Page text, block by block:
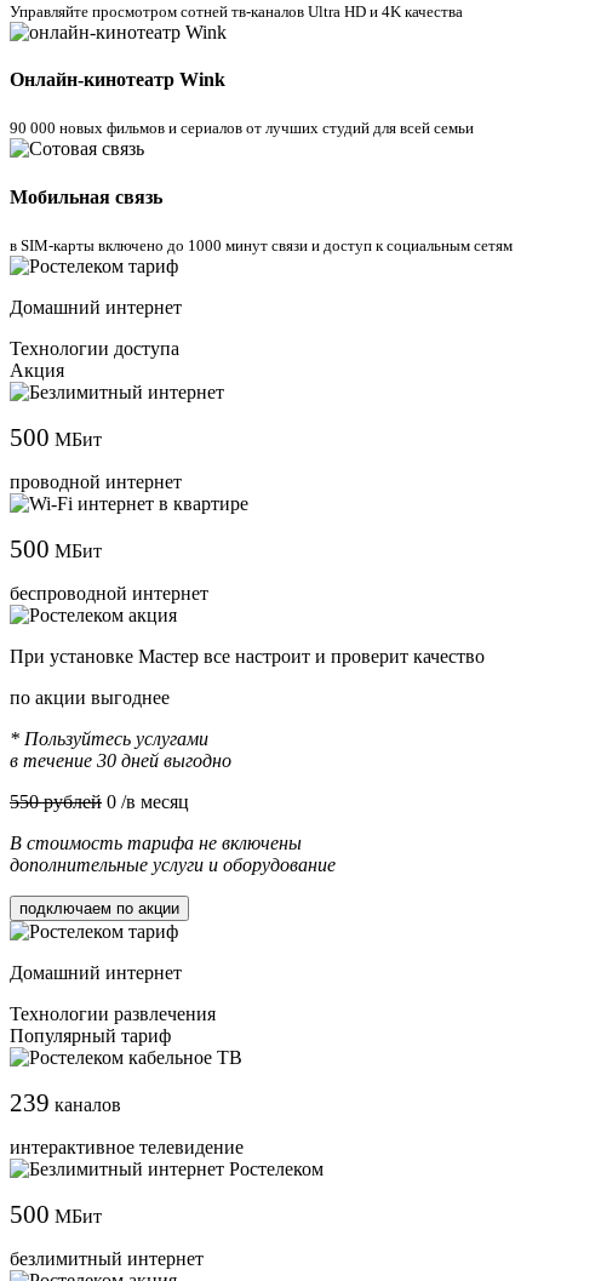
Управляйте просмотром cотней тв-каналов Ultra HD и 4K качества
Онлайн-кинотеатр Wink
90 000 новых фильмов и сериалов от лучших студий для всей семьи
Мобильная связь
в SIM-карты включено до 1000 минут связи и доступ к социальным сетям
Домашний интернет
Технологии доступа
Акция
500 МБит
проводной интернет
500 МБит
беспроводной интернет
При установке Мастер все настроит и проверит качество
по акции выгоднее
* Пользуйтесь услугами
в течение 30 дней выгодно
550 рублей 0 /в месяц
В стоимость тарифа не включены
дополнительные услуги и оборудование
подключаем по акции
Домашний интернет
Технологии развлечения
Популярный тариф
239 каналов
интерактивное телевидение
500 МБит
безлимитный интернет